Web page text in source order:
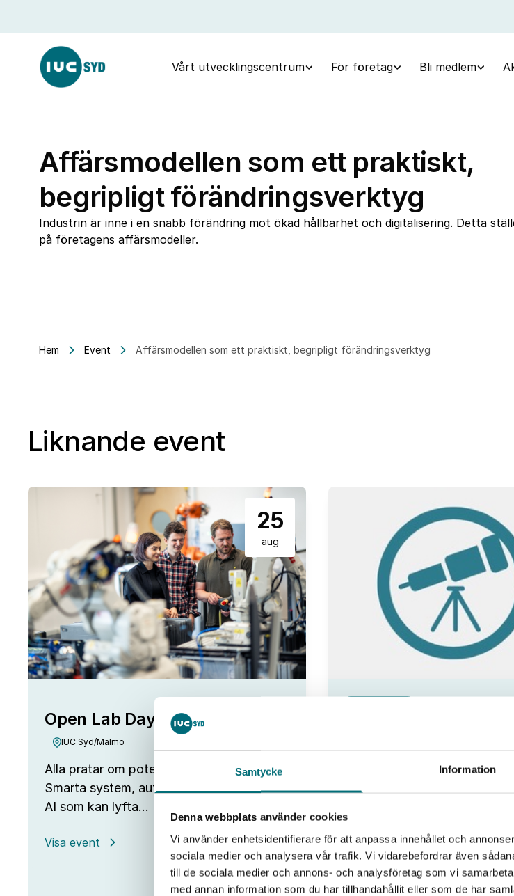
Samtycke Information
Denna webbplats använder cookies
Vi använder enhetsidentifierare för att anpassa innehållet och
sociala medier och analysera vår trafik. Vi vidarebefordrar även
till de sociala medier och annons- och analysföretag som vi
med annan information som du har tillhandahållit eller som de har
Vårt utvecklingscentrum För företag Bli medlem
Affärsmodellen som ett praktiskt,
begripligt förändringsverktyg
Industrin är inne i en snabb förändring mot ökad hållbarhet och digitalisering. Detta
på företagens affärsmodeller.
Hem Event Affärsmodellen som ett praktiskt, begripligt förändringsverktyg
Liknande event
25
aug
Open Lab Day hos IUC Syd
IUC Syd/Malmö
Alla pratar om potentialen i ny teknik.
Smarta system, automation, robotar och
AI som kan lyfta…
Visa event
:
trendspaning till
affärsutveckling
Omvärlden är inte bara er
också ekonomi, politiska
teknikskiften, nya regler,